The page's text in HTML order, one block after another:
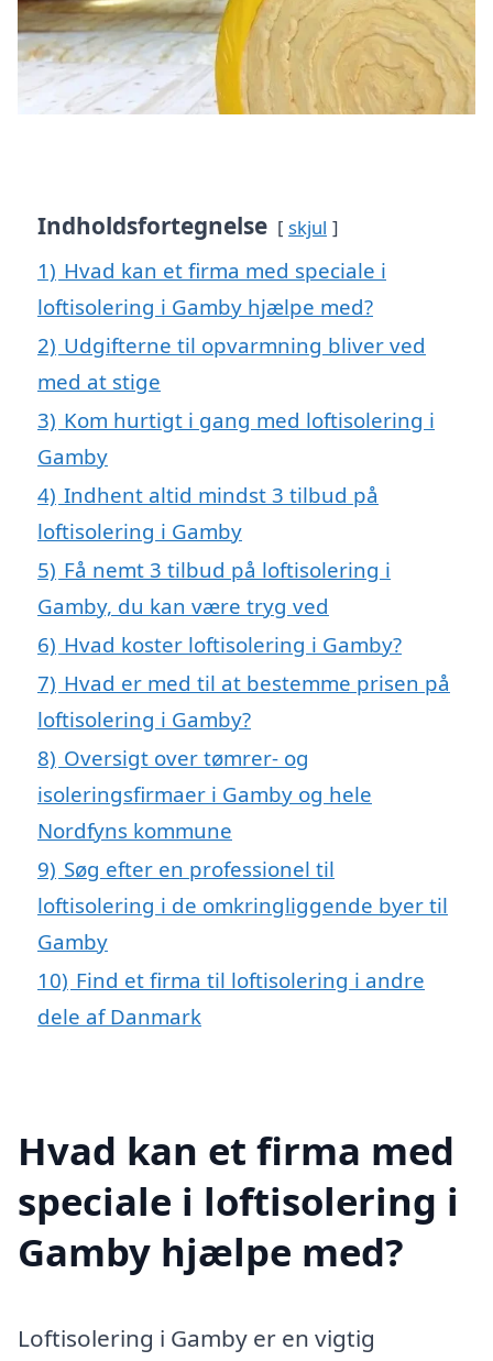
Indholdsfortegnelse skjul
1) Hvad kan et firma med speciale i
loftisolering i Gamby hjælpe med?
2) Udgifterne til opvarmning bliver ved
med at stige
3) Kom hurtigt i gang med loftisolering i
Gamby
4) Indhent altid mindst 3 tilbud på
loftisolering i Gamby
5) Få nemt 3 tilbud på loftisolering i
Gamby, du kan være tryg ved
6) Hvad koster loftisolering i Gamby?
7) Hvad er med til at bestemme prisen på
loftisolering i Gamby?
8) Oversigt over tømrer- og
isoleringsfirmaer i Gamby og hele
Nordfyns kommune
9) Søg efter en professionel til
loftisolering i de omkringliggende byer til
Gamby
10) Find et firma til loftisolering i andre
dele af Danmark
Hvad kan et firma med
speciale i loftisolering i
Gamby hjælpe med?
Loftisolering i Gamby er en vigtig